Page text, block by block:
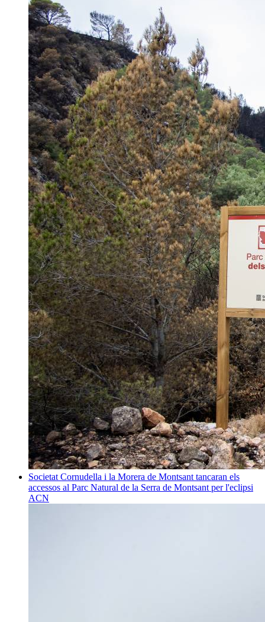
Societat Cornudella i la Morera de Montsant tancaran els
accessos al Parc Natural de la Serra de Montsant per l'eclipsi
ACN